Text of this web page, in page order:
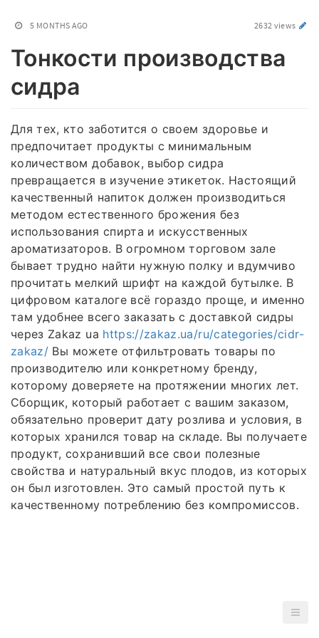
5 MONTHS AGO 2632 views
Тонкости производства
сидра
Для тех, кто заботится о своем здоровье и
предпочитает продукты с минимальным
количеством добавок, выбор сидра
превращается в изучение этикеток. Настоящий
качественный напиток должен производиться
методом естественного брожения без
использования спирта и искусственных
ароматизаторов. В огромном торговом зале
бывает трудно найти нужную полку и вдумчиво
прочитать мелкий шрифт на каждой бутылке. В
цифровом каталоге всё гораздо проще, и именно
там удобнее всего заказать с доставкой сидры
через Zakaz ua https://zakaz.ua/ru/categories/cidr-
zakaz/ Вы можете отфильтровать товары по
производителю или конкретному бренду,
которому доверяете на протяжении многих лет.
Сборщик, который работает с вашим заказом,
обязательно проверит дату розлива и условия, в
которых хранился товар на складе. Вы получаете
продукт, сохранивший все свои полезные
свойства и натуральный вкус плодов, из которых
он был изготовлен. Это самый простой путь к
качественному потреблению без компромиссов.